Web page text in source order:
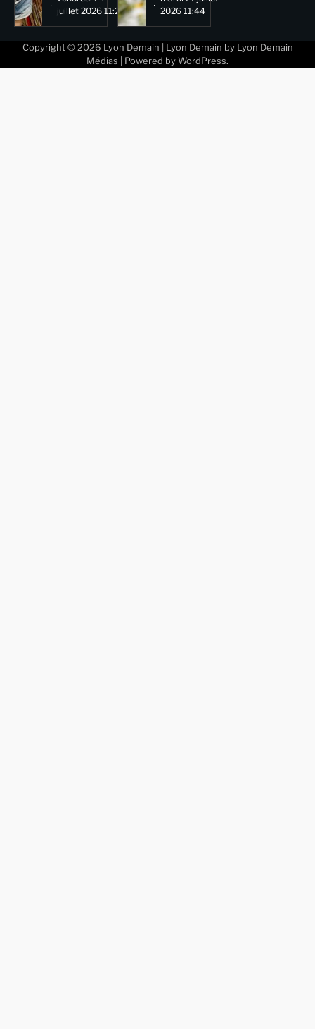
juillet 2026 11:29
2026 11:44
Copyright © 2026 Lyon Demain | Lyon Demain by Lyon Demain
Médias | Powered by WordPress.